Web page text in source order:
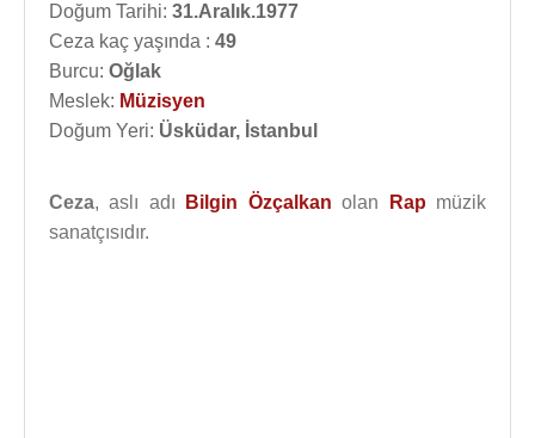
Doğum Tarihi: 31.Aralık.1977
Ceza kaç yaşında : 49
Burcu: Oğlak
Meslek: Müzisyen
Doğum Yeri: Üsküdar, İstanbul
Ceza, aslı adı Bilgin Özçalkan olan Rap müzik
sanatçısıdır.